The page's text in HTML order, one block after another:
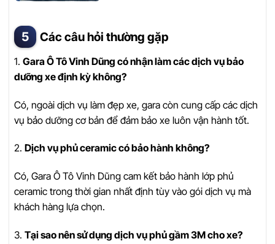
Các câu hỏi thường gặp
1. Gara Ô Tô Vinh Dũng có nhận làm các dịch vụ bảo
dưỡng xe định kỳ không?
Có, ngoài dịch vụ làm đẹp xe, gara còn cung cấp các dịch
vụ bảo dưỡng cơ bản để đảm bảo xe luôn vận hành tốt.
2. Dịch vụ phủ ceramic có bảo hành không?
Có, Gara Ô Tô Vinh Dũng cam kết bảo hành lớp phủ
ceramic trong thời gian nhất định tùy vào gói dịch vụ mà
khách hàng lựa chọn.
3. Tại sao nên sử dụng dịch vụ phủ gầm 3M cho xe?